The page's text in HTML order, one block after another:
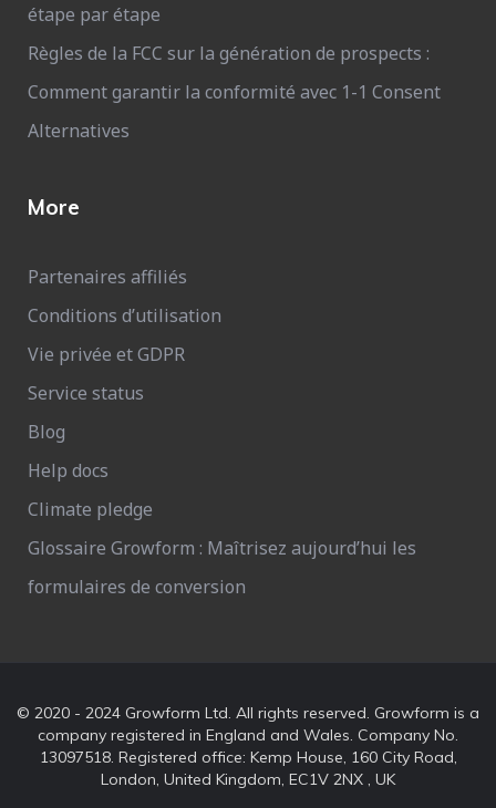
étape par étape
Règles de la FCC sur la génération de prospects :
Comment garantir la conformité avec 1-1 Consent
Alternatives
More
Partenaires affiliés
Conditions d’utilisation
Vie privée et GDPR
Service status
Blog
Help docs
Climate pledge
Glossaire Growform : Maîtrisez aujourd’hui les
formulaires de conversion
© 2020 - 2024 Growform Ltd. All rights reserved. Growform is a
company registered in England and Wales. Company No.
13097518. Registered office: Kemp House, 160 City Road,
London, United Kingdom, EC1V 2NX , UK